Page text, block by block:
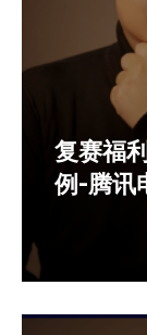
复赛福
例-腾讯